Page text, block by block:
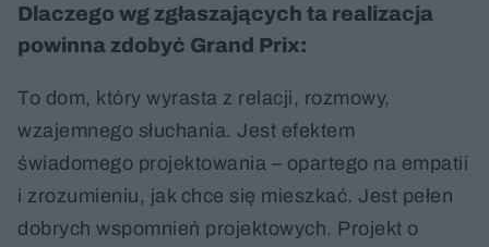
Dlaczego wg zgłaszających ta realizacja
powinna zdobyć Grand Prix:
To dom, który wyrasta z relacji, rozmowy,
wzajemnego słuchania. Jest efektem
świadomego projektowania – opartego na empatii
i zrozumieniu, jak chce się mieszkać. Jest pełen
dobrych wspomnień projektowych. Projekt o